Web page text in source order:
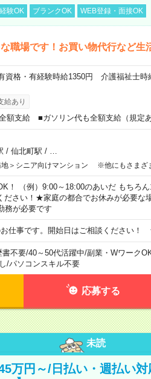
験OK ブランクOK WEB登録・面接OK
職場です！お買い物代行など生
資格・有経験時給1350円 介護福祉士
給あり
額支給 ■ガソリン代も全額支給（規定
/ 仙北町駅 /
地＞シニア向けマンション ※他にもさまざ
！ （例）9:00～18:00のあいだ もちろ
ださい！★家庭の都合でお休みが必要な
務が必要です
仕事です。開始日はご相談ください！
書不要/40～50代活躍中/副業・Wワーク
/パソコンスキル不要
応募する
未読
万円～/日払い・週払い